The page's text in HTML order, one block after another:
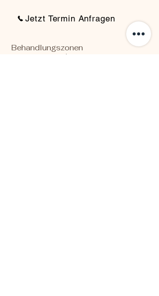
Jetzt Termin Anfragen
Behandlungszonen
Gesicht / Hals/ Dekolleté